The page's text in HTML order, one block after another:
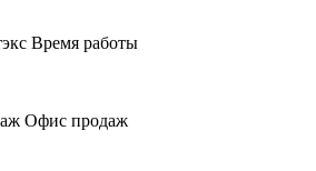
Время работы
Офис продаж